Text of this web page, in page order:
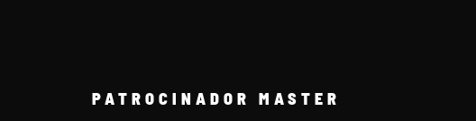
PATROCINADOR MASTER